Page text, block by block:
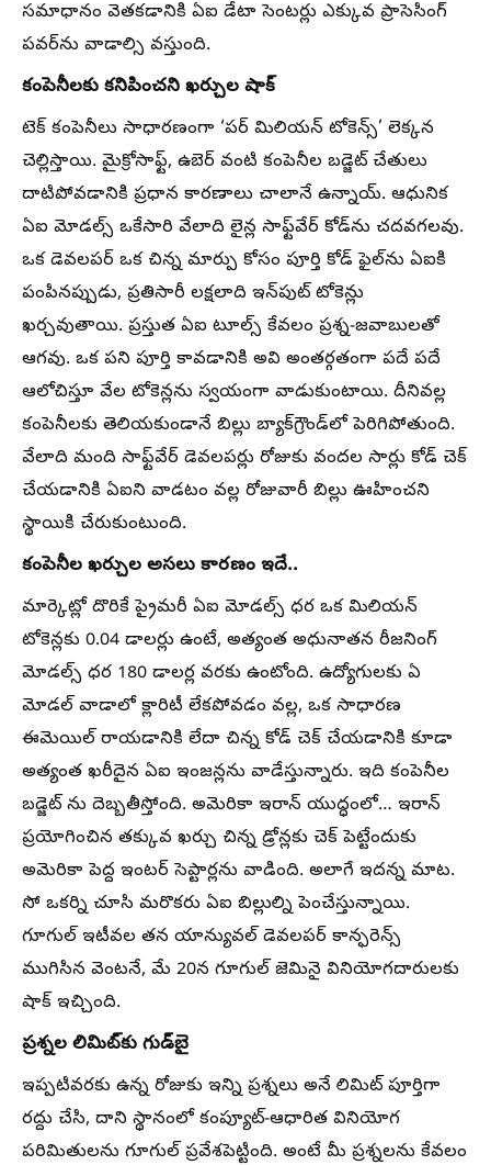
సమాధానం వెతకడానికి ఏఐ డేటా సెంటర్లు ఎక్కువ ప్రాసెసింగ్
పవర్‌ను వాడాల్సి వస్తుంది.
కంపెనీలకు కనిపించని ఖర్చుల షాక్
టెక్ కంపెనీలు సాధారణంగా ‘పర్ మిలియన్ టోకెన్స్’ లెక్కన
చెల్లిస్తాయి. మైక్రోసాఫ్ట్, ఉబెర్ వంటి కంపెనీల బడ్జెట్ చేతులు
దాటిపోవడానికి ప్రధాన కారణాలు చాలానే ఉన్నాయ్. ఆధునిక
ఏఐ మోడల్స్ ఒకేసారి వేలాది లైన్ల సాఫ్ట్‌వేర్ కోడ్‌ను చదవగలవు.
ఒక డెవలపర్ ఒక చిన్న మార్పు కోసం పూర్తి కోడ్ ఫైల్‌ను ఏఐకి
పంపినప్పుడు, ప్రతిసారీ లక్షలాది ఇన్‌పుట్ టోకెన్లు
ఖర్చవుతాయి. ప్రస్తుత ఏఐ టూల్స్ కేవలం ప్రశ్న-జవాబులతో
ఆగవు. ఒక పని పూర్తి కావడానికి అవి అంతర్గతంగా పదే పదే
ఆలోచిస్తూ వేల టోకెన్లను స్వయంగా వాడుకుంటాయి. దీనివల్ల
కంపెనీలకు తెలియకుండానే బిల్లు బ్యాక్‌గ్రౌండ్‌లో పెరిగిపోతుంది.
వేలాది మంది సాఫ్ట్‌వేర్ డెవలపర్లు రోజుకు వందల సార్లు కోడ్ చెక్
చేయడానికి ఏఐని వాడటం వల్ల రోజువారీ బిల్లు ఊహించని
స్థాయికి చేరుకుంటుంది.
కంపెనీల ఖర్చుల అసలు కారణం ఇదే..
మార్కెట్లో దొరికే ప్రైమరీ ఏఐ మోడల్స్ ధర ఒక మిలియన్
టోకెన్లకు 0.04 డాలర్లు ఉంటే, అత్యంత అధునాతన రీజనింగ్
మోడల్స్ ధర 180 డాలర్ల వరకు ఉంటోంది. ఉద్యోగులకు ఏ
మోడల్ వాడాలో క్లారిటీ లేకపోవడం వల్ల, ఒక సాధారణ
ఈమెయిల్ రాయడానికి లేదా చిన్న కోడ్ చెక్ చేయడానికి కూడా
అత్యంత ఖరీదైన ఏఐ ఇంజన్లను వాడేస్తున్నారు. ఇది కంపెనీల
బడ్జెట్ ను దెబ్బతీస్తోంది. అమెరికా ఇరాన్ యుద్ధంలో… ఇరాన్
ప్రయోగించిన తక్కువ ఖర్చు చిన్న డ్రోన్లకు చెక్ పెట్టేందుకు
అమెరికా పెద్ద ఇంటర్ సెప్టార్లను వాడింది. అలాగే ఇదన్న మాట.
సో ఒకర్ని చూసి మరొకరు ఏఐ బిల్లుల్ని పెంచేస్తున్నాయి.
గూగుల్ ఇటీవల తన యాన్యువల్ డెవలపర్ కాన్ఫరెన్స్
ముగిసిన వెంటనే, మే 20న గూగుల్ జెమినై వినియోగదారులకు
షాక్ ఇచ్చింది.
ప్రశ్నల లిమిట్‌కు గుడ్‌బై
ఇప్పటివరకు ఉన్న రోజుకు ఇన్ని ప్రశ్నలు అనే లిమిట్ పూర్తిగా
రద్దు చేసి, దాని స్థానంలో కంప్యూట్-ఆధారిత వినియోగ
పరిమితులను గూగుల్ ప్రవేశపెట్టింది. అంటే మీ ప్రశ్నలను కేవలం